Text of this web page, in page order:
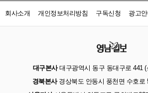
회사소개 개인정보처리방침 구독신청 광고
대구본사대구광역시 동구 동대구로 441 (
경북본사경상북도 안동시 풍천면 수호로